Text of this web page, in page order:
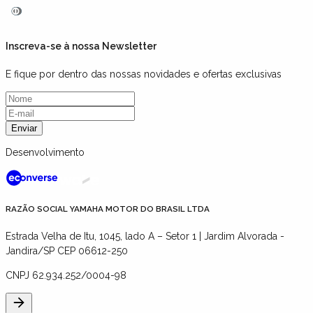
Inscreva-se à nossa Newsletter
E fique por dentro das nossas novidades e ofertas exclusivas
Enviar
Desenvolvimento
RAZÃO SOCIAL YAMAHA MOTOR DO BRASIL LTDA
Estrada Velha de Itu, 1045, lado A – Setor 1 | Jardim Alvorada -
Jandira/SP CEP 06612-250
CNPJ 62.934.252/0004-98